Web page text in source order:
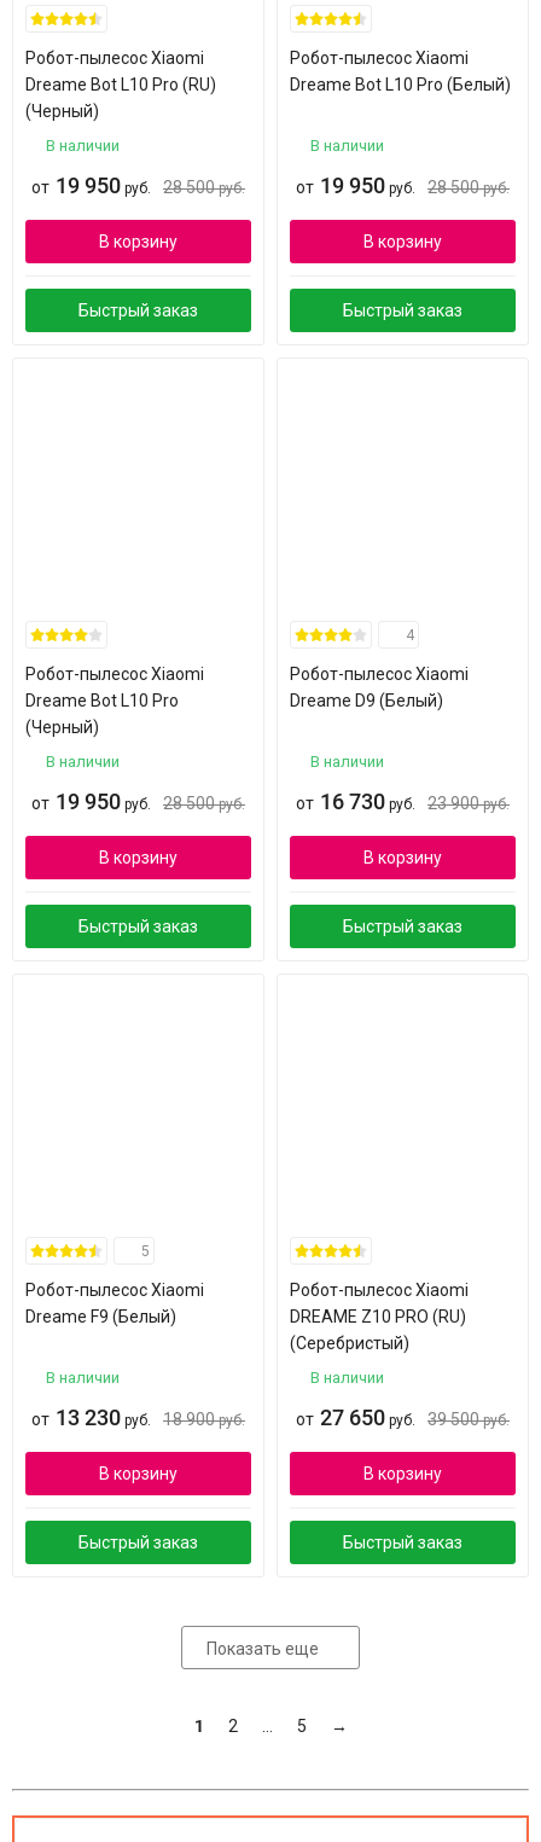
Робот-пылесос Xiaomi
Dreame Bot L10 Pro (RU)
(Черный)
В наличии
от 19 950 руб. 28 500 руб.
В корзину
Быстрый заказ
Робот-пылесос Xiaomi
Dreame Bot L10 Pro (Белый)
В наличии
от 19 950 руб. 28 500 руб.
В корзину
Быстрый заказ
Робот-пылесос Xiaomi
Dreame Bot L10 Pro
(Черный)
В наличии
от 19 950 руб. 28 500 руб.
В корзину
Быстрый заказ
4
Робот-пылесос Xiaomi
Dreame D9 (Белый)
В наличии
от 16 730 руб. 23 900 руб.
В корзину
Быстрый заказ
5
Робот-пылесос Xiaomi
Dreame F9 (Белый)
В наличии
от 13 230 руб. 18 900 руб.
В корзину
Быстрый заказ
Робот-пылесос Xiaomi
DREAME Z10 PRO (RU)
(Серебристый)
В наличии
от 27 650 руб. 39 500 руб.
В корзину
Быстрый заказ
Показать еще
1 2 5 →